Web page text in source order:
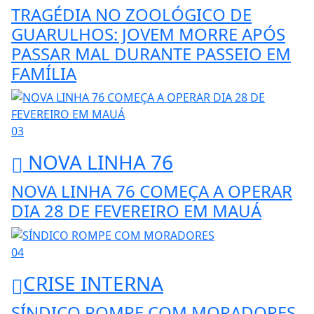
TRAGÉDIA NO ZOOLÓGICO DE
GUARULHOS: JOVEM MORRE APÓS
PASSAR MAL DURANTE PASSEIO EM
FAMÍLIA
03
NOVA LINHA 76
NOVA LINHA 76 COMEÇA A OPERAR
DIA 28 DE FEVEREIRO EM MAUÁ
04
CRISE INTERNA